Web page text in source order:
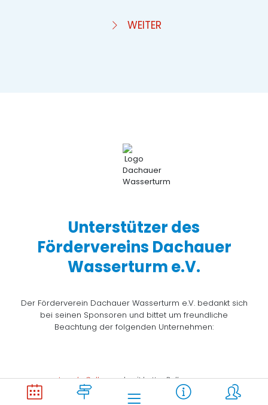
WEITER
Unterstützer des
Fördervereins Dachauer
Wasserturm e.V.
Der Förderverein Dachauer Wasserturm e.V. bedankt sich
bei seinen Sponsoren und bittet um freundliche
Beachtung der folgenden Unternehmen:
Joomla Gallerymakes it better. Balbooa.com